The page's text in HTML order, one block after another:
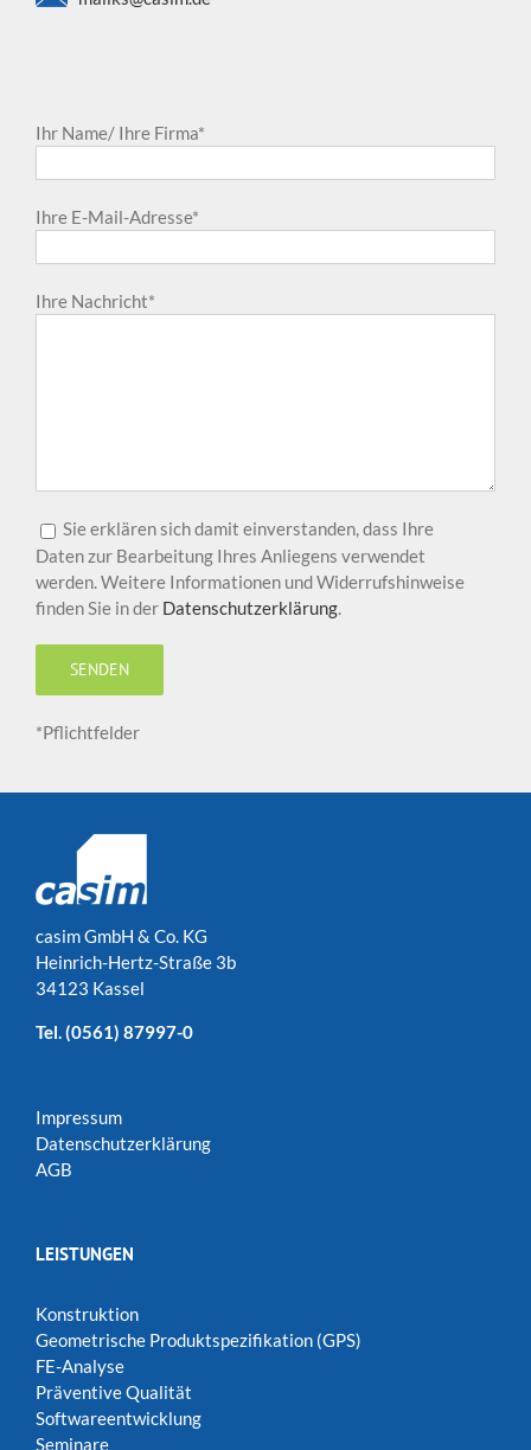
Ihr Name/ Ihre Firma*
Ihre E-Mail-Adresse*
Ihre Nachricht*
Sie erklären sich damit einverstanden, dass Ihre
Daten zur Bearbeitung Ihres Anliegens verwendet
werden. Weitere Informationen und Widerrufshinweise
finden Sie in der Datenschutzerklärung.
*Pflichtfelder
casim GmbH & Co. KG
Heinrich-Hertz-Straße 3b
34123 Kassel
Tel.(0561) 87997-0
Impressum
Datenschutzerklärung
AGB
LEISTUNGEN
Konstruktion
Geometrische Produktspezifikation (GPS)
FE-Analyse
Präventive Qualität
Softwareentwicklung
Seminare